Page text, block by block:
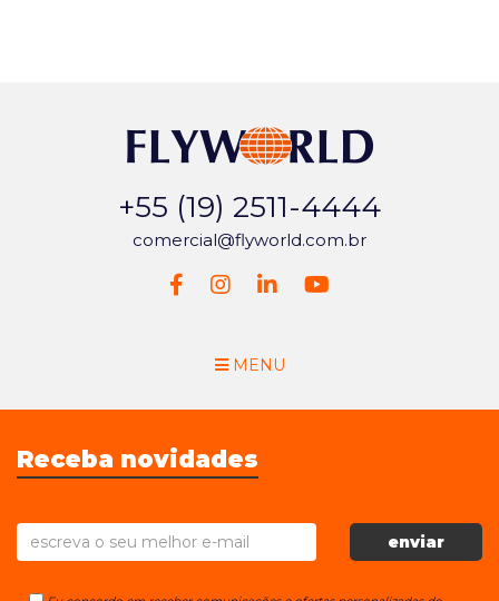
+55 (19) 2511-4444
comercial@flyworld.com.br
MENU
Receba novidades